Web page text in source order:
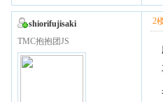
shiorifujisaki
TMC抱抱团JS
2